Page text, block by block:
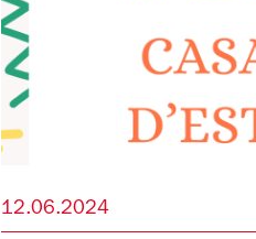
12.06.2024